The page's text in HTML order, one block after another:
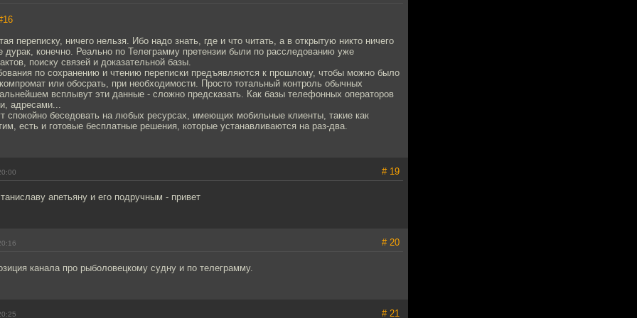
переписку, ничего нельзя. Ибо надо знать, где и что читать, а в открытую никто ничего
дурак, конечно. Реально по Телеграмму претензии были по расследованию уже
поиску связей и доказательной базы.
по сохранению и чтению переписки предъявляются к прошлому, чтобы можно было
или обосрать, при необходимости. Просто тотальный контроль обычных
всплывут эти данные - сложно предсказать. Как базы телефонных операторов
адресами...
спокойно беседовать на любых ресурсах, имеющих мобильные клиенты, такие как
есть и готовые бесплатные решения, которые устанавливаются на раз-два.
# 19
апетьяну и его подручным - привет
# 20
канала про рыболовецкому судну и по телеграмму.
# 21